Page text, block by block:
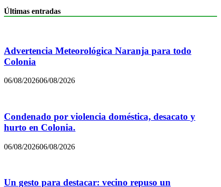
Últimas entradas
Advertencia Meteorológica Naranja para todo
Colonia
06/08/202606/08/2026
Condenado por violencia doméstica, desacato y
hurto en Colonia.
06/08/202606/08/2026
Un gesto para destacar: vecino repuso un